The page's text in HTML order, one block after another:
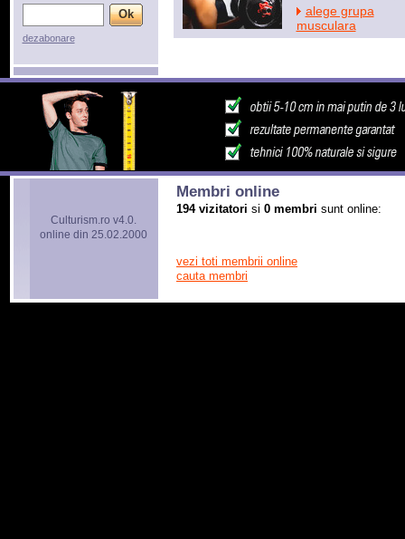
alege grupa
musculara
dezabonare
Culturism.ro v4.0.
online din 25.02.2000
Membri online
194 vizitatori si 0 membri sunt online:
vezi toti membrii online
cauta membri